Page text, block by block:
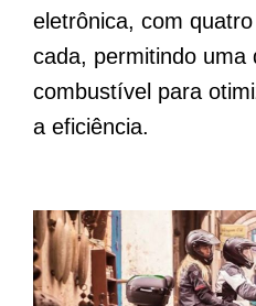
eletrônica, com
cada, permitindo uma
combustível para
a eficiência.